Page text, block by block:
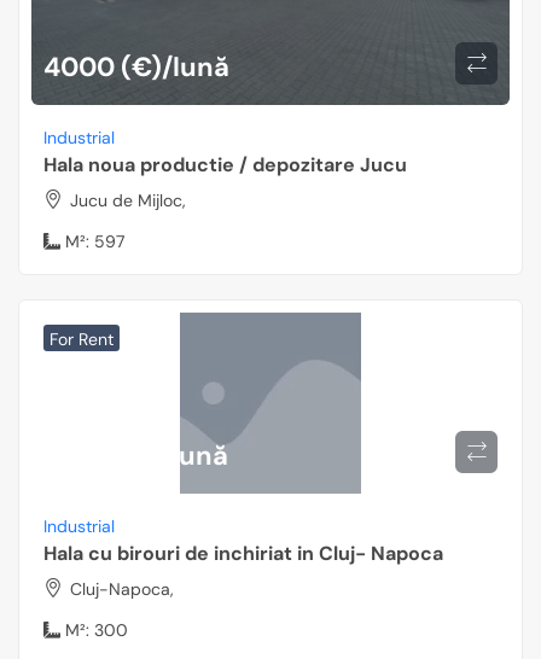
4000 (€)/lună
Industrial
Hala noua productie / depozitare Jucu
Jucu de Mijloc,
M²: 597
For Rent
3000 (€)/lună
Industrial
Hala cu birouri de inchiriat in Cluj- Napoca
Cluj-Napoca,
M²: 300